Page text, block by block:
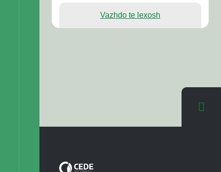
Vazhdo te lexosh